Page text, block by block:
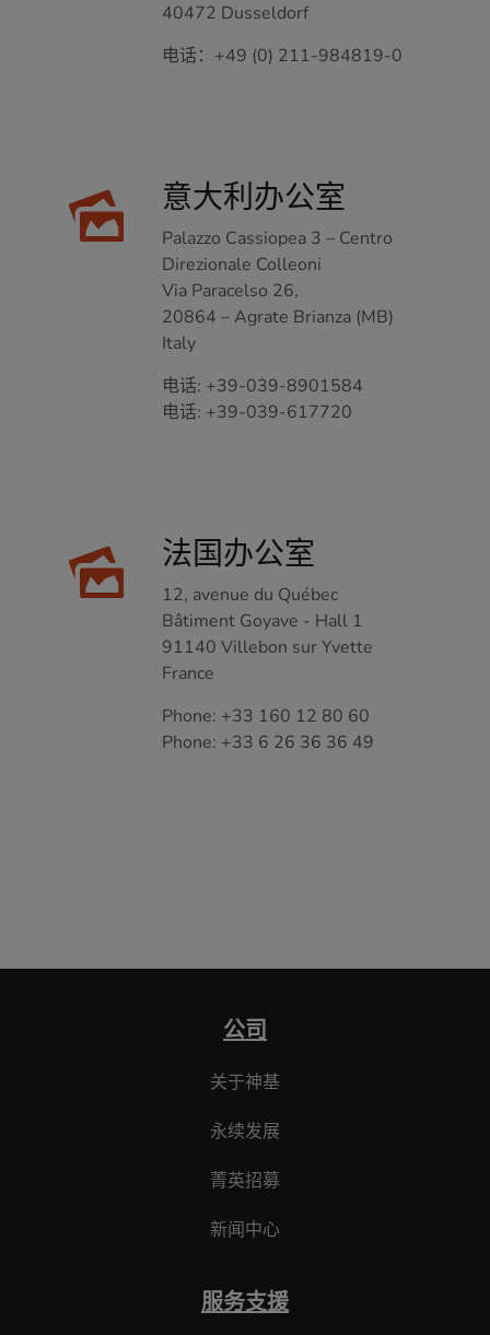
40472 Dusseldorf
电话： +49 (0) 211-984819-0
意大利办公室
Palazzo Cassiopea 3 – Centro
Direzionale Colleoni
Via Paracelso 26,
20864 – Agrate Brianza (MB)
Italy
电话: +39-039-8901584
电话: +39-039-617720
法国办公室
12, avenue du Québec
Bâtiment Goyave - Hall 1
91140 Villebon sur Yvette
France
Phone: +33 160 12 80 60
Phone: +33 6 26 36 36 49
公司
关于神基
永续发展
菁英招募
新闻中心
服务支援